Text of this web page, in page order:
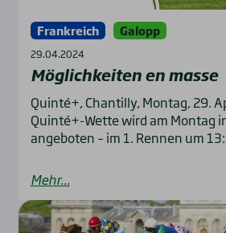
Frankreich Galopp
29.04.2024
Mög­lich­kei­ten en mas­se
Quinté+, Chantilly, Montag, 29.
Quinté+-Wette wird am Montag
angeboten – im 1. Rennen um
Mehr...